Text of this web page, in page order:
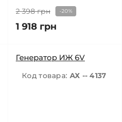
2 398 грн -20%
1 918 грн
Генератор ИЖ 6V
Код товара: АХ -- 4137